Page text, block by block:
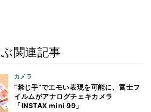
関連記事
カメラ
“禁じ手”でエモい表現を可能に、富士フ
イルムがアナログチェキカメラ
「INSTAX mini 99」